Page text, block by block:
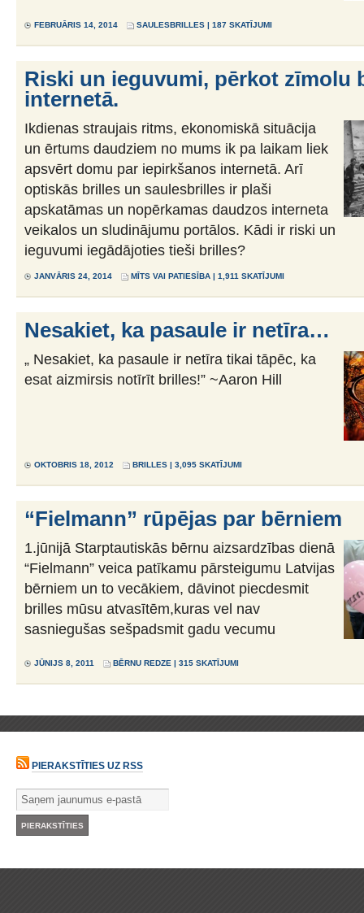
FEBRUĀRIS 14, 2014 SAULESBRILLES | 187 SKATĪJUMI
Riski un ieguvumi, pērkot zīmolu
internetā.
Ikdienas straujais ritms, ekonomiskā situācija
un ērtums daudziem no mums ik pa laikam liek
apsvērt domu par iepirkšanos internetā. Arī
optiskās brilles un saulesbrilles ir plaši
apskatāmas un nopērkamas daudzos interneta
veikalos un sludinājumu portālos. Kādi ir riski un
ieguvumi iegādājoties tieši brilles?
JANVĀRIS 24, 2014 MĪTS VAI PATIESĪBA | 1,911 SKATĪJUMI
Nesakiet, ka pasaule ir netīra…
„ Nesakiet, ka pasaule ir netīra tikai tāpēc, ka
esat aizmirsis notīrīt brilles!” ~Aaron Hill
OKTOBRIS 18, 2012 BRILLES | 3,095 SKATĪJUMI
“Fielmann” rūpējas par bērniem
1.jūnijā Starptautiskās bērnu aizsardzības dienā
“Fielmann” veica patīkamu pārsteigumu Latvijas
bērniem un to vecākiem, dāvinot piecdesmit
brilles mūsu atvasītēm,kuras vel nav
sasniegušas sešpadsmit gadu vecumu
JŪNIJS 8, 2011 BĒRNU REDZE | 315 SKATĪJUMI
PIERAKSTĪTIES UZ RSS